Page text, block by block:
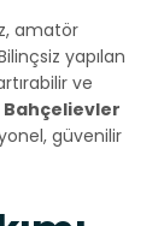
amatör
yapılan
ve
Bahçelievler
güvenilir